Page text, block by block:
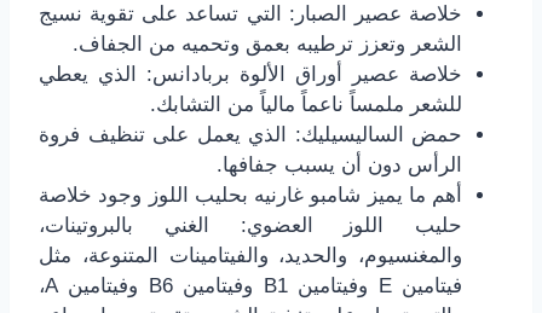
خلاصة عصير الصبار: التي تساعد على تقوية نسيج
الشعر وتعزز ترطيبه بعمق وتحميه من الجفاف.
خلاصة عصير أوراق الألوة بربادانس: الذي يعطي
للشعر ملمساً ناعماً مالياً من التشابك.
حمض الساليسيليك: الذي يعمل على تنظيف فروة
الرأس دون أن يسبب جفافها.
أهم ما يميز شامبو غارنيه بحليب اللوز وجود خلاصة
حليب اللوز العضوي: الغني بالبروتينات،
والمغنسيوم، والحديد، والفيتامينات المتنوعة، مثل
فيتامين E وفيتامين B1 وفيتامين B6 وفيتامين A،